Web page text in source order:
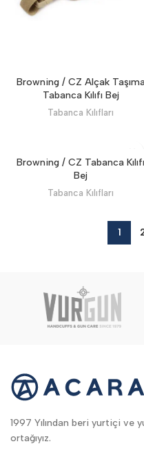
Browning / CZ Alçak Taşıma
Tabanca Kılıfı Bej
Tabanca Kılıfları
Browning / CZ Tabanca Kılıfı
Bej
Tabanca Kılıfları
1
1997 Yılından beri yurtiçi ve
ortağıyız.